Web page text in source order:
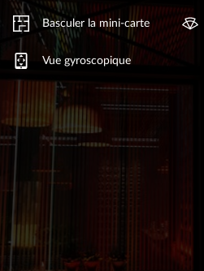
Basculer la mini-carte
Vue gyroscopique